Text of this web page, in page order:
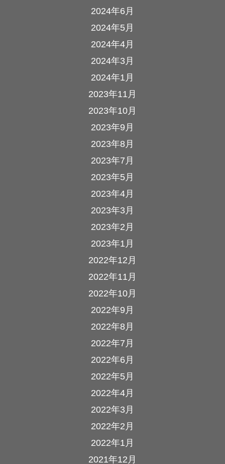
2024年6月
2024年5月
2024年4月
2024年3月
2024年1月
2023年11月
2023年10月
2023年9月
2023年8月
2023年7月
2023年5月
2023年4月
2023年3月
2023年2月
2023年1月
2022年12月
2022年11月
2022年10月
2022年9月
2022年8月
2022年7月
2022年6月
2022年5月
2022年4月
2022年3月
2022年2月
2022年1月
2021年12月